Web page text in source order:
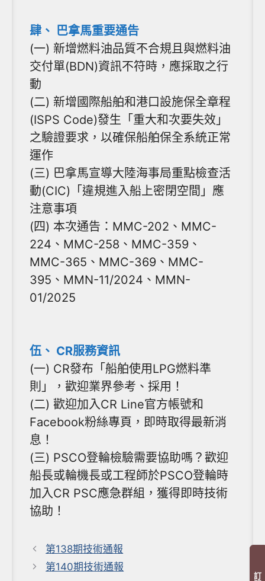
肆、 巴拿馬重要通告
(一) 新增燃料油品質不合規且與燃料油
交付單(BDN)資訊不符時，應採取之行
動
(二) 新增國際船舶和港口設施保全章程
(ISPS Code)發生「重大和次要失效」
之驗證要求，以確保船舶保全系統正常
運作
(三) 巴拿馬宣導大陸海事局重點檢查活
動(CIC)「違規進入船上密閉空間」應
注意事項
(四) 本次通告：MMC-202、MMC-
224、MMC-258、MMC-359、
MMC-365、MMC-369、MMC-
395、MMN-11/2024、MMN-
01/2025
伍、 CR服務資訊
(一) CR發布「船舶使用LPG燃料準
則」，歡迎業界參考、採用！
(二) 歡迎加入CR Line官方帳號和
Facebook粉絲專頁，即時取得最新消
息！
(三) PSCO登輪檢驗需要協助嗎？歡迎
船長或輪機長或工程師於PSCO登輪時
加入CR PSC應急群組，獲得即時技術
協助！
第138期技術通報
第140期技術通報